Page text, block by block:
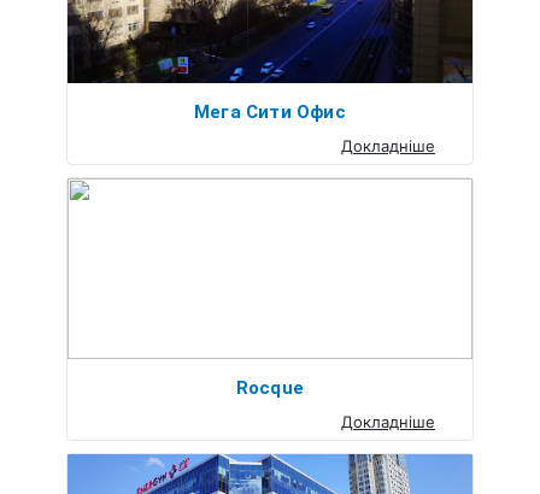
Мега Сити Офис
Докладніше
Rocque
Докладніше